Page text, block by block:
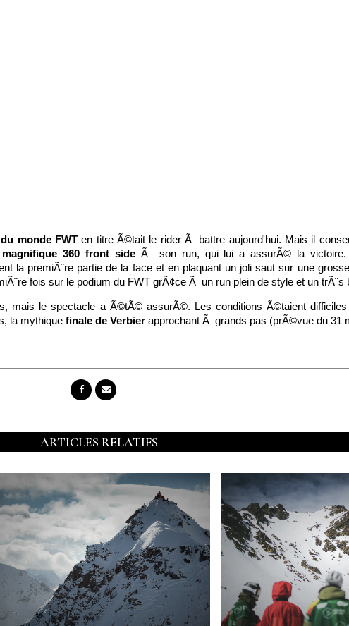
monde FWTen titre Ã©tait le rider Ã battre aujourd'hui. Mais il
360 front sideÃ son run, qui lui a assurÃ© la victoire.
la premiÃ¨re partie de la face et en plaquant un joli saut sur une
fois sur le podium du FWT grÃ¢ce Ã un run plein de style et un trÃ¨s
mais le spectacle a Ã©tÃ© assurÃ©. Les conditions Ã©taient
la mythique finale de Verbier approchant Ã grands pas (prÃ©vue du 31
ARTICLES RELATIFS